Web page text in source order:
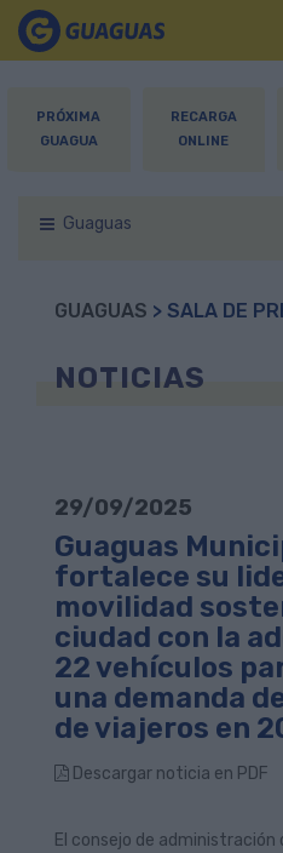
PRÓXIMA
GUAGUA
RECARGA
ONLINE
Guaguas
GUAGUAS > SALA DE
NOTICIAS
29/09/2025
Guaguas
fortalece su
movilidad
ciudad con la
22 vehículos
una demanda
de viajeros en
Descargar noticia en PDF
El consejo de administración